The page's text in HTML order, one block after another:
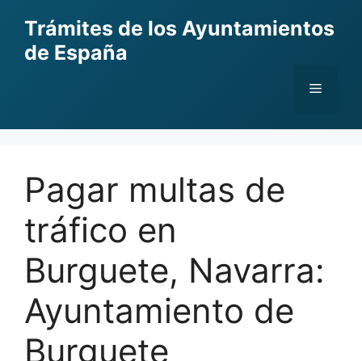
content
Trámites de los Ayuntamientos
de España
Menu
Pagar multas de
tráfico en
Burguete, Navarra:
Ayuntamiento de
Burguete